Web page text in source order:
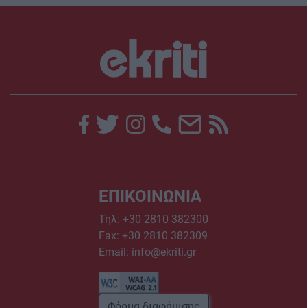
ΕΠΙΚΟΙΝΩΝΙΑ
Τηλ: +30 2810 382300
Fax: +30 2810 382309
Email: info@ekriti.gr